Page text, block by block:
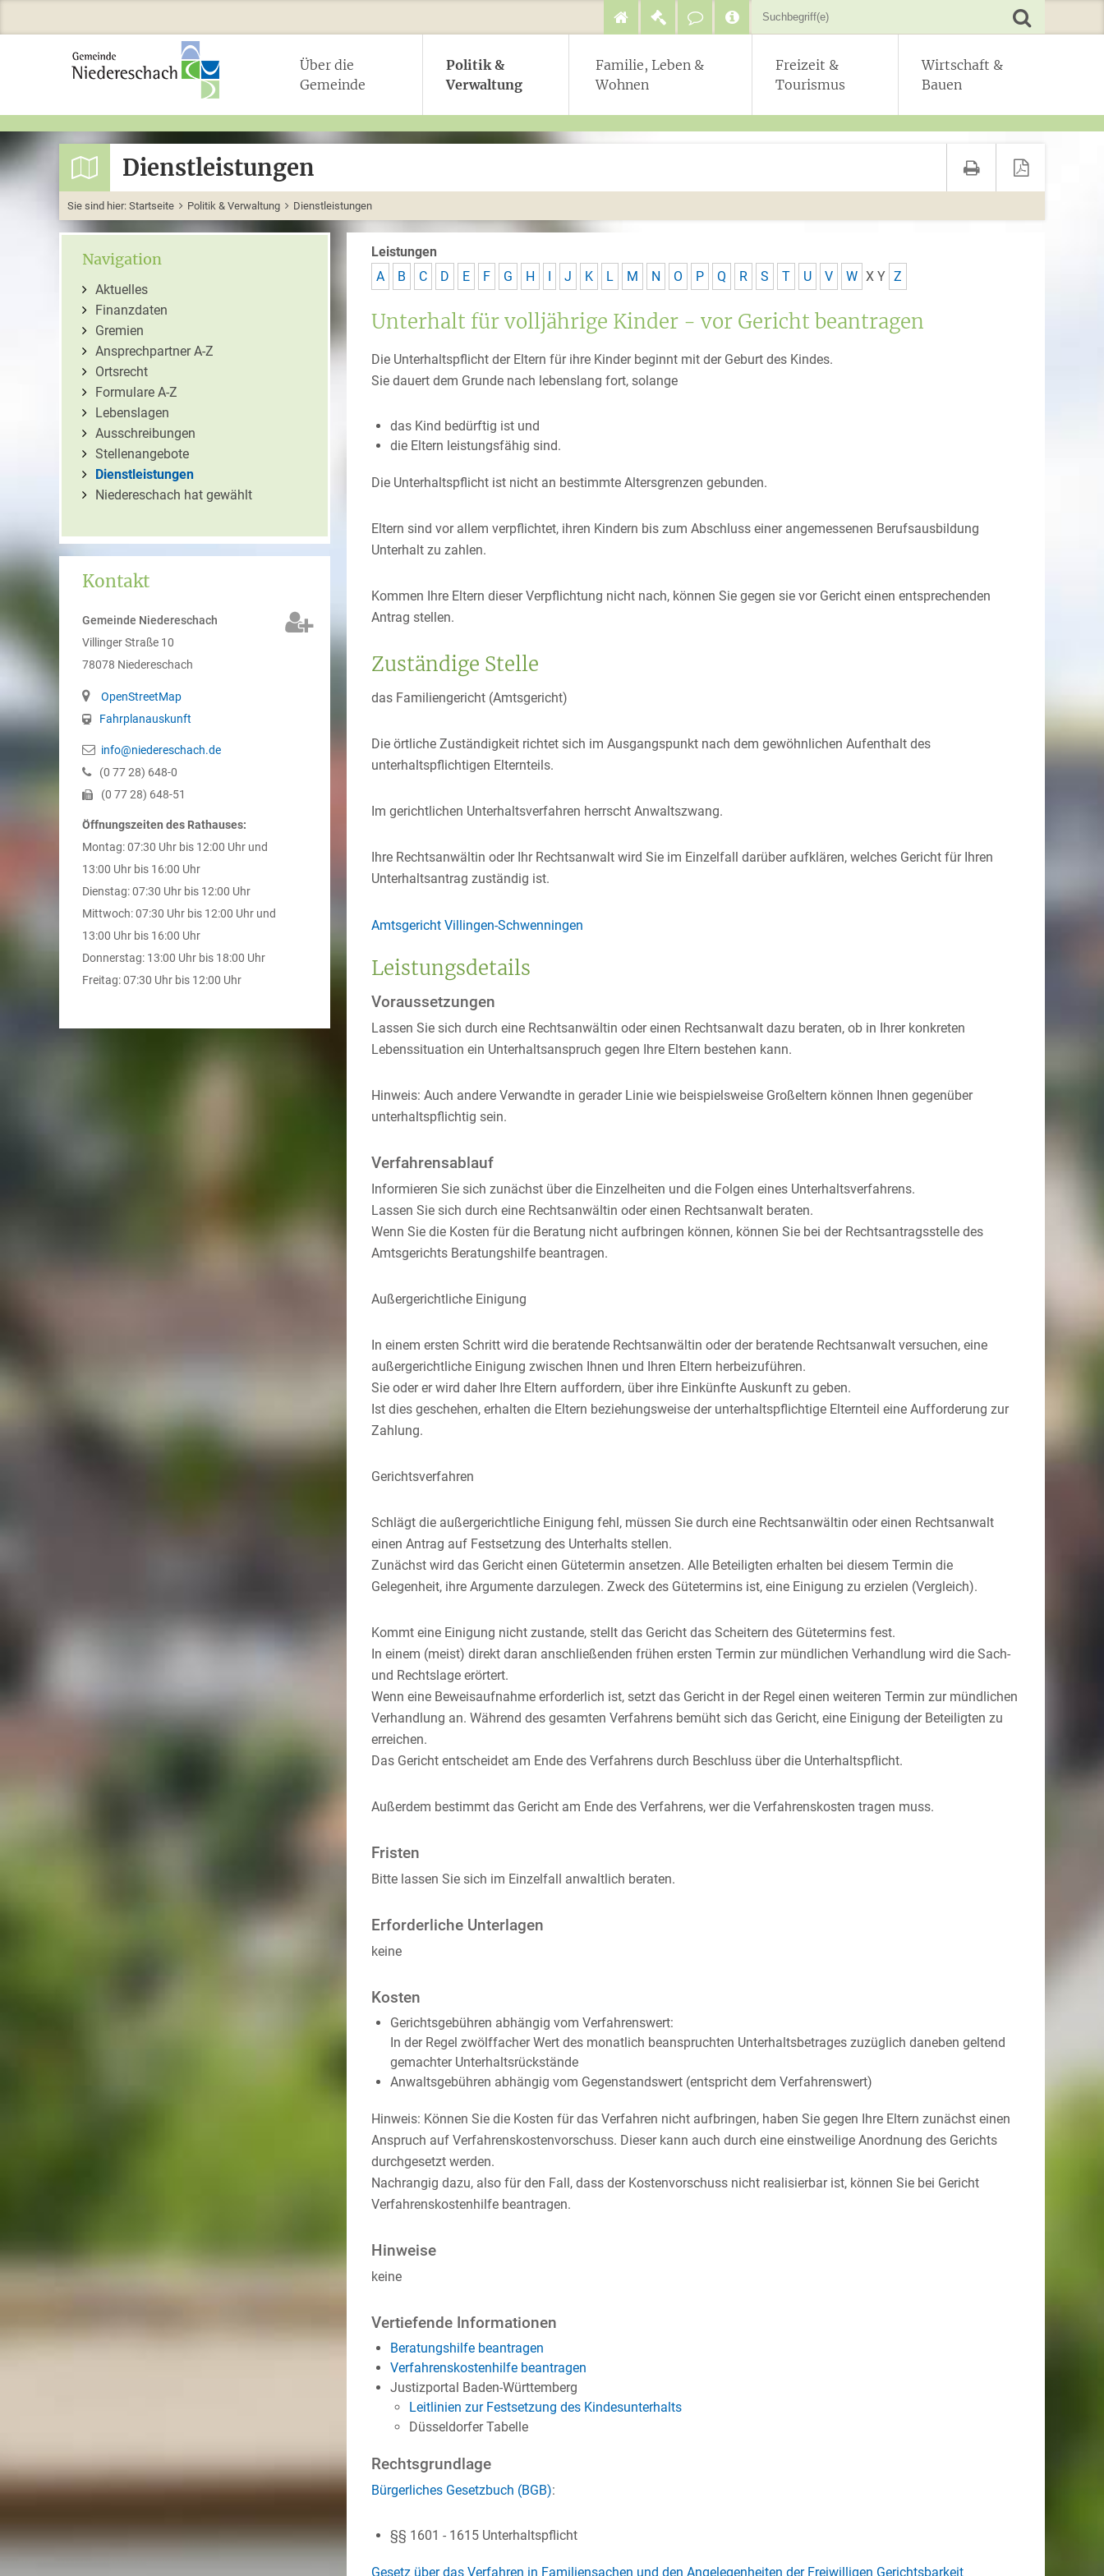
Über die
Gemeinde
Politik &
Verwaltung
Familie, Leben &
Wohnen
Freizeit &
Tourismus
Wirtschaft &
Bauen
Dienstleistungen
Sie sind hier: Startseite Politik & Verwaltung Dienstleistungen
Navigation
Aktuelles
Finanzdaten
Gremien
Ansprechpartner A-Z
Ortsrecht
Formulare A-Z
Lebenslagen
Ausschreibungen
Stellenangebote
Dienstleistungen
Niedereschach hat gewählt
Kontakt
Gemeinde Niedereschach
Villinger Straße 10
78078 Niedereschach
OpenStreetMap
Fahrplanauskunft
info@niedereschach.de
(0 7728) 648-0
(0 7728) 648-51
Öffnungszeiten des Rathauses:
Montag: 07:30 Uhr bis 12:00 Uhr und
13:00 Uhr bis 16:00 Uhr
Dienstag: 07:30 Uhr bis 12:00 Uhr
Mittwoch: 07:30 Uhr bis 12:00 Uhr und
13:00 Uhr bis 16:00 Uhr
Donnerstag: 13:00 Uhr bis 18:00 Uhr
Freitag: 07:30 Uhr bis 12:00 Uhr
Leistungen
A
B C D E F G H I J K L M N O P Q R S T U V W X Y Z
Unterhalt für volljährige Kinder - vor Gericht beantragen
Die Unterhaltspflicht der Eltern für ihre Kinder beginnt mit der Geburt des Kindes.
Sie dauert dem Grunde nach lebenslang fort, solange
das Kind bedürftig ist und
die Eltern leistungsfähig sind.
Die Unterhaltspflicht ist nicht an bestimmte Altersgrenzen gebunden.
Eltern sind vor allem verpflichtet, ihren Kindern bis zum Abschluss einer angemessenen Berufsausbildung
Unterhalt zu zahlen.
Kommen Ihre Eltern dieser Verpflichtung nicht nach, können Sie gegen sie vor Gericht einen entsprechenden
Antrag stellen.
Zuständige Stelle
das Familiengericht (Amtsgericht)
Die örtliche Zuständigkeit richtet sich im Ausgangspunkt nach dem gewöhnlichen Aufenthalt des
unterhaltspflichtigen Elternteils.
Im gerichtlichen Unterhaltsverfahren herrscht Anwaltszwang.
Ihre Rechtsanwältin oder Ihr Rechtsanwalt wird Sie im Einzelfall darüber aufklären, welches Gericht für Ihren
Unterhaltsantrag zuständig ist.
Amtsgericht Villingen-Schwenningen
Leistungsdetails
Voraussetzungen
Lassen Sie sich durch eine Rechtsanwältin oder einen Rechtsanwalt dazu beraten, ob in Ihrer konkreten
Lebenssituation ein Unterhaltsanspruch gegen Ihre Eltern bestehen kann.
Hinweis: Auch andere Verwandte in gerader Linie wie beispielsweise Großeltern können Ihnen gegenüber
unterhaltspflichtig sein.
Verfahrensablauf
Informieren Sie sich zunächst über die Einzelheiten und die Folgen eines Unterhaltsverfahrens.
Lassen Sie sich durch eine Rechtsanwältin oder einen Rechtsanwalt beraten.
Wenn Sie die Kosten für die Beratung nicht aufbringen können, können Sie bei der Rechtsantragsstelle des
Amtsgerichts Beratungshilfe beantragen.
Außergerichtliche Einigung
In einem ersten Schritt wird die beratende Rechtsanwältin oder der beratende Rechtsanwalt versuchen, eine
außergerichtliche Einigung zwischen Ihnen und Ihren Eltern herbeizuführen.
Sie oder er wird daher Ihre Eltern auffordern, über ihre Einkünfte Auskunft zu geben.
Ist dies geschehen, erhalten die Eltern beziehungsweise der unterhaltspflichtige Elternteil eine Aufforderung zur
Zahlung.
Gerichtsverfahren
Schlägt die außergerichtliche Einigung fehl, müssen Sie durch eine Rechtsanwältin oder einen Rechtsanwalt
einen Antrag auf Festsetzung des Unterhalts stellen.
Zunächst wird das Gericht einen Gütetermin ansetzen. Alle Beteiligten erhalten bei diesem Termin die
Gelegenheit, ihre Argumente darzulegen. Zweck des Gütetermins ist, eine Einigung zu erzielen (Vergleich).
Kommt eine Einigung nicht zustande, stellt das Gericht das Scheitern des Gütetermins fest.
In einem (meist) direkt daran anschließenden frühen ersten Termin zur mündlichen Verhandlung wird die Sach-
und Rechtslage erörtert.
Wenn eine Beweisaufnahme erforderlich ist, setzt das Gericht in der Regel einen weiteren Termin zur mündlichen
Verhandlung an. Während des gesamten Verfahrens bemüht sich das Gericht, eine Einigung der Beteiligten zu
erreichen.
Das Gericht entscheidet am Ende des Verfahrens durch Beschluss über die Unterhaltspflicht.
Außerdem bestimmt das Gericht am Ende des Verfahrens, wer die Verfahrenskosten tragen muss.
Fristen
Bitte lassen Sie sich im Einzelfall anwaltlich beraten.
Erforderliche Unterlagen
keine
Kosten
Gerichtsgebühren abhängig vom Verfahrenswert:
In der Regel zwölffacher Wert des monatlich beanspruchten Unterhaltsbetrages zuzüglich daneben geltend
gemachter Unterhaltsrückstände
Anwaltsgebühren abhängig vom Gegenstandswert (entspricht dem Verfahrenswert)
Hinweis: Können Sie die Kosten für das Verfahren nicht aufbringen, haben Sie gegen Ihre Eltern zunächst einen
Anspruch auf Verfahrenskostenvorschuss. Dieser kann auch durch eine einstweilige Anordnung des Gerichts
durchgesetzt werden.
Nachrangig dazu, also für den Fall, dass der Kostenvorschuss nicht realisierbar ist, können Sie bei Gericht
Verfahrenskostenhilfe beantragen.
Hinweise
keine
Vertiefende Informationen
Beratungshilfe beantragen
Verfahrenskostenhilfe beantragen
Justizportal Baden-Württemberg
Leitlinien zur Festsetzung des Kindesunterhalts
Düsseldorfer Tabelle
Rechtsgrundlage
Bürgerliches Gesetzbuch (BGB):
§§ 1601 - 1615 Unterhaltspflicht
Gesetz über das Verfahren in Familiensachen und den Angelegenheiten der Freiwilligen Gerichtsbarkeit